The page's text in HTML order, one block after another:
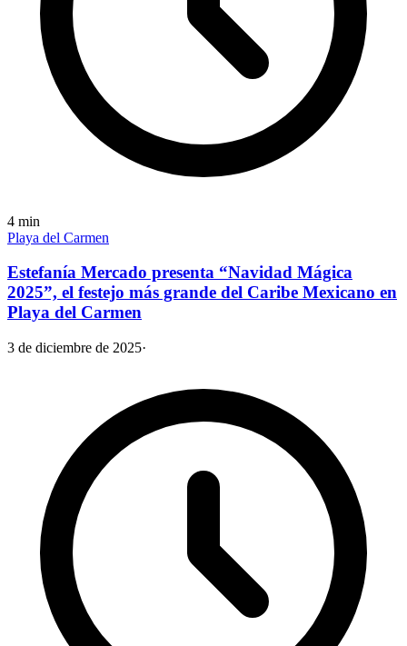
4 min
Playa del Carmen
Estefanía Mercado presenta “Navidad Mágica
2025”, el festejo más grande del Caribe Mexicano en
Playa del Carmen
3 de diciembre de 2025·